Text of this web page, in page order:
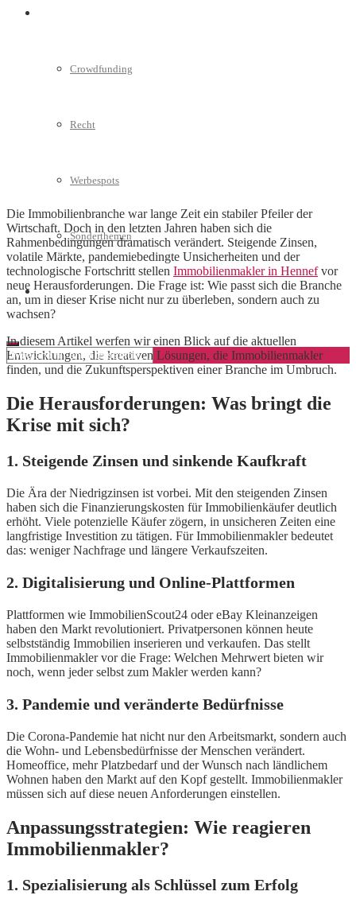
Crowdfunding
Recht
Werbespots
Sonderthemen
Geschäftskonto eröffnen
Die Immobilienbranche war lange Zeit ein stabiler Pfeiler der
Wirtschaft. Doch in den letzten Jahren haben sich die
Rahmenbedingungen dramatisch verändert. Steigende Zinsen,
volatile Märkte, pandemiebedingte Unsicherheiten und der
technologische Fortschritt stellen Immobilienmakler in Hennefvor
neue Herausforderungen. Die Frage ist: Wie passt sich die Branche
an, um in dieser Krise nicht nur zu überleben, sondern auch zu
wachsen?
In diesem Artikel werfen wir einen Blick auf die aktuellen
Entwicklungen, die kreativen Lösungen, die Immobilienmakler
finden, und die Zukunftsperspektiven einer Branche im Umbruch.
Die Herausforderungen: Was bringt die
Krise mit sich?
1. Steigende Zinsen und sinkende Kaufkraft
Die Ära der Niedrigzinsen ist vorbei. Mit den steigenden Zinsen
haben sich die Finanzierungskosten für Immobilienkäufer deutlich
erhöht. Viele potenzielle Käufer zögern, in unsicheren Zeiten eine
langfristige Investition zu tätigen. Für Immobilienmakler bedeutet
das: weniger Nachfrage und längere Verkaufszeiten.
2. Digitalisierung und Online-Plattformen
Plattformen wie ImmobilienScout24 oder eBay Kleinanzeigen
haben den Markt revolutioniert. Privatpersonen können heute
selbstständig Immobilien inserieren und verkaufen. Das stellt
Immobilienmakler vor die Frage: Welchen Mehrwert bieten wir
noch, wenn jeder selbst zum Makler werden kann?
3. Pandemie und veränderte Bedürfnisse
Die Corona-Pandemie hat nicht nur den Arbeitsmarkt, sondern auch
die Wohn- und Lebensbedürfnisse der Menschen verändert.
Homeoffice, mehr Platzbedarf und der Wunsch nach ländlichem
Wohnen haben den Markt auf den Kopf gestellt. Immobilienmakler
müssen sich auf diese neuen Anforderungen einstellen.
Anpassungsstrategien: Wie reagieren
Immobilienmakler?
1. Spezialisierung als Schlüssel zum Erfolg